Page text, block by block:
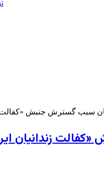
سبب گسترش جنبش «کفالت
زندانیان